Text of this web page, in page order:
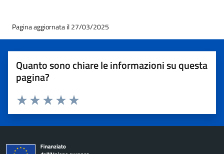
Pagina aggiornata il 27/03/2025
Quanto sono chiare le informazioni su questa
pagina?
Valuta 5 stelle su 5
Valuta 4 stelle su 5
Valuta 3 stelle su 5
Valuta 2 stelle su 5
Valuta 1 stelle su 5